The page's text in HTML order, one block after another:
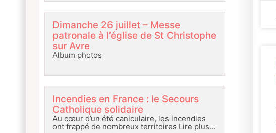
Dimanche 26 juillet – Messe
patronale à l’église de St Christophe
sur Avre
Album photos
Incendies en France : le Secours
Catholique solidaire
Au cœur d’un été caniculaire, les incendies
ont frappé de nombreux territoires Lire plus…